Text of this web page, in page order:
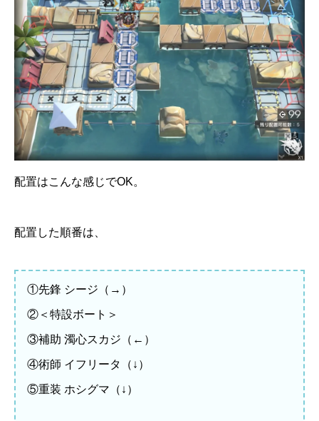
配置はこんな感じでOK。
配置した順番は、
①先鋒 シージ（→）
②＜特設ボート＞
③補助 濁心スカジ（←）
④術師 イフリータ（↓）
⑤重装 ホシグマ（↓）